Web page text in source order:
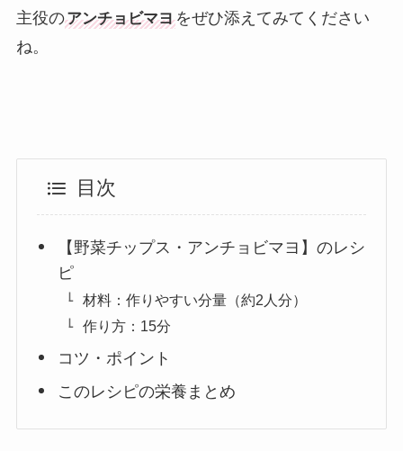
主役のアンチョビマヨをぜひ添えてみてください
ね。
目次
【野菜チップス・アンチョビマヨ】のレシ
ピ
材料：作りやすい分量（約2人分）
作り方：15分
コツ・ポイント
このレシピの栄養まとめ